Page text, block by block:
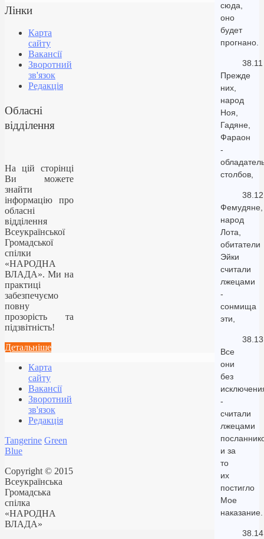
сюда,
оно
будет
прогнано.
38.11
Прежде
них,
народ
Ноя,
Гадяне,
Фараон
-
столбов,
38.12
Фемудяне,
народ
Лота,
обитатели
Эйки
считали
лжецами
-
сонмища
эти,
38.13
Все
они
без
-
считали
лжецами
и за
то
их
постигло
Мое
наказание.
38.14
Лінки
Карта
сайту
Вакансії
Зворотний
зв'язок
Редакція
Обласні
відділення
На цій сторінці
Ви можете
знайти
інформацію про
обласні
відділення
Всеукраїнської
Громадської
спілки
«НАРОДНА
ВЛАДА». Ми на
практиці
забезпечуємо
повну
прозорість та
підзвітність!
Детальніше
Карта
сайту
Вакансії
Зворотний
зв'язок
Редакція
Tangerine Green
Blue
Copyright © 2015
Всеукраїнська
Громадська
спілка
«НАРОДНА
ВЛАДА»